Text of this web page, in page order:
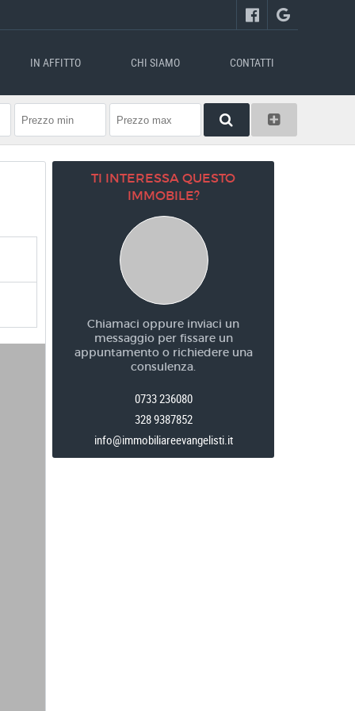
IN AFFITTO CHI SIAMO CONTATTI
TI INTERESSA QUESTO
IMMOBILE?
Chiamaci oppure inviaci un
messaggio per fissare un
appuntamento o richiedere una
consulenza.
0733 236080
328 9387852
info@immobiliareevangelisti.it